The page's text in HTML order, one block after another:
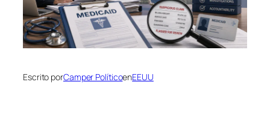
Escrito porCamper PolíticoenEEUU